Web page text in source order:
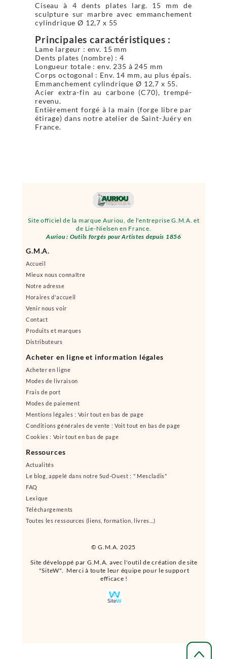
© G.M.A. 2025
Site officiel de la marque Auriou, de l'entreprise G.M.A. et
de Lie-Nielsen en France.
Auriou : Outils forgés pour Artistes depuis 1856
Site développé par G.M.A. avec l'outil de création de site
"SiteW". Merci à toute leur équipe pour le support
efficace !
G.M.A.
Accueil
Mieux nous connaître
Notre adresse
Horaires d'accueil
Venir nous voir
Contact
Produits et marques
Distributeurs
Acheter en ligne et information légales
Acheter en ligne
Modes de livraison
Frais de port
Modes de paiement
Mentions légales : Voir tout en bas de page
Conditions générales de vente : Voit tout en bas de page
Cookies : Voir tout en bas de page
Ressources
Actualités
Le blog, appelé dans notre Sud-Ouest : " Mescladis"
FAQ
Lexique
Téléchargements
Toutes les ressources (liens, formation, livres...)
Ciseau à 4 dents plates larg. 15 mm de
sculpture sur marbre avec emmanchement
cylindrique Ø 12,7 x 55
Principales caractéristiques :
Lame largeur : env. 15 mm
Dents plates (nombre) : 4
Longueur totale : env. 235 à 245 mm
Corps octogonal : Env. 14 mm, au plus épais.
Emmanchement cylindrique Ø 12,7 x 55.
Acier extra-fin au carbone (C70), trempé-
revenu.
Entièrement forgé à la main (forge libre par
étirage) dans notre atelier de Saint-Juéry en
France.